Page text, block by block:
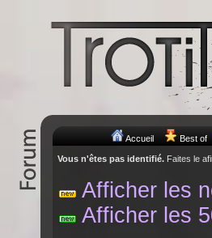
Accueil Best of
Vous n'êtes pas identifié. Faites le
Afficher les
Afficher les